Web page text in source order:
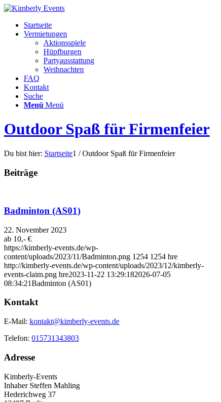
Startseite
Vermietungen
Aktionsspiele
Hüpfburgen
Partyausstattung
Weihnachten
FAQ
Kontakt
Suche
Menü Menü
Outdoor Spaß für Firmenfeier
Du bist hier: Startseite1 / Outdoor Spaß für Firmenfeier
Beiträge
Badminton (AS01)
22. November 2023
ab 10,- €
https://kimberly-events.de/wp-
content/uploads/2023/11/Badminton.png 1254 1254 hre
http://kimberly-events.de/wp-content/uploads/2023/12/kimberly-
events-claim.png hre2023-11-22 13:29:182026-07-05
08:34:21Badminton (AS01)
Kontakt
E-Mail: kontakt@kimberly-events.de
Telefon: 015731343803
Adresse
Kimberly-Events
Inhaber Steffen Mahling
Hederichweg 37